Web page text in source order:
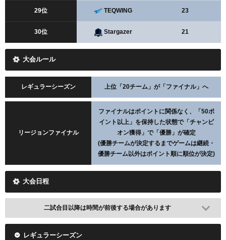
29位 TEQWING 23
30位 Stargazer 21
大会ルール
レギュラーシーズン 上位「20チーム」が「ファイナル」へ
リージョンファイナル
ファイナルはポイントに関係なく、「50ポ
イント以上」を保持した状態で「チャンピ
オン獲得」で「優勝」が確定
(優勝チームが決定するまでゲームは継続・
優勝チーム以外はポイント順に順位が決定)
大会日程
二試合目以降は時間が前後する場合があります
レギュラーシーズン